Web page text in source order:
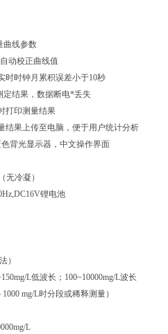
曲线参数
动校正曲线值
时钟月累积误差小于10秒
定结果，数据断电*丢失
印测量结果
结果上传至电脑，便于用户统计分析
背光显示器，中文操作界面
无冷凝）
锂电池
）
L低波长；100~10000mg/L波长
mg/L时分段或稀释测量）
L